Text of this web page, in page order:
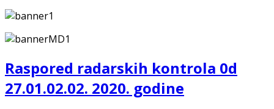
Raspored radarskih kontrola 0d
27.01.02.02. 2020. godine